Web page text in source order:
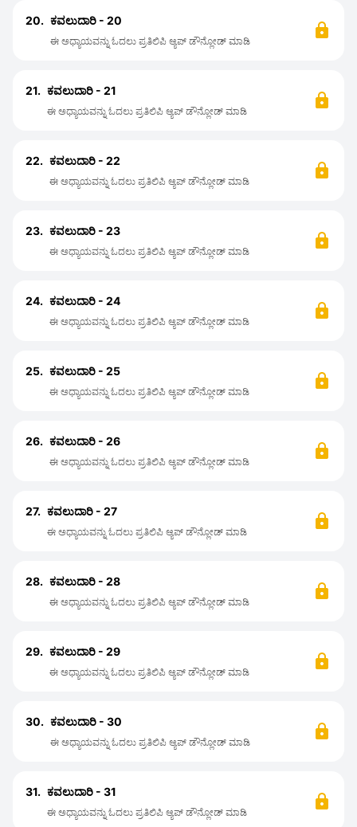
20. ಕವಲುದಾರಿ - 20
ಈ ಅಧ್ಯಾಯವನ್ನು ಓದಲು ಪ್ರತಿಲಿಪಿ ಆ್ಯಪ್ ಡೌನ್ಲೋಡ್ ಮಾಡಿ
21. ಕವಲುದಾರಿ - 21
ಈ ಅಧ್ಯಾಯವನ್ನು ಓದಲು ಪ್ರತಿಲಿಪಿ ಆ್ಯಪ್ ಡೌನ್ಲೋಡ್ ಮಾಡಿ
22. ಕವಲುದಾರಿ - 22
ಈ ಅಧ್ಯಾಯವನ್ನು ಓದಲು ಪ್ರತಿಲಿಪಿ ಆ್ಯಪ್ ಡೌನ್ಲೋಡ್ ಮಾಡಿ
23. ಕವಲುದಾರಿ - 23
ಈ ಅಧ್ಯಾಯವನ್ನು ಓದಲು ಪ್ರತಿಲಿಪಿ ಆ್ಯಪ್ ಡೌನ್ಲೋಡ್ ಮಾಡಿ
24. ಕವಲುದಾರಿ - 24
ಈ ಅಧ್ಯಾಯವನ್ನು ಓದಲು ಪ್ರತಿಲಿಪಿ ಆ್ಯಪ್ ಡೌನ್ಲೋಡ್ ಮಾಡಿ
25. ಕವಲುದಾರಿ - 25
ಈ ಅಧ್ಯಾಯವನ್ನು ಓದಲು ಪ್ರತಿಲಿಪಿ ಆ್ಯಪ್ ಡೌನ್ಲೋಡ್ ಮಾಡಿ
26. ಕವಲುದಾರಿ - 26
ಈ ಅಧ್ಯಾಯವನ್ನು ಓದಲು ಪ್ರತಿಲಿಪಿ ಆ್ಯಪ್ ಡೌನ್ಲೋಡ್ ಮಾಡಿ
27. ಕವಲುದಾರಿ - 27
ಈ ಅಧ್ಯಾಯವನ್ನು ಓದಲು ಪ್ರತಿಲಿಪಿ ಆ್ಯಪ್ ಡೌನ್ಲೋಡ್ ಮಾಡಿ
28. ಕವಲುದಾರಿ - 28
ಈ ಅಧ್ಯಾಯವನ್ನು ಓದಲು ಪ್ರತಿಲಿಪಿ ಆ್ಯಪ್ ಡೌನ್ಲೋಡ್ ಮಾಡಿ
29. ಕವಲುದಾರಿ - 29
ಈ ಅಧ್ಯಾಯವನ್ನು ಓದಲು ಪ್ರತಿಲಿಪಿ ಆ್ಯಪ್ ಡೌನ್ಲೋಡ್ ಮಾಡಿ
30. ಕವಲುದಾರಿ - 30
ಈ ಅಧ್ಯಾಯವನ್ನು ಓದಲು ಪ್ರತಿಲಿಪಿ ಆ್ಯಪ್ ಡೌನ್ಲೋಡ್ ಮಾಡಿ
31. ಕವಲುದಾರಿ - 31
ಈ ಅಧ್ಯಾಯವನ್ನು ಓದಲು ಪ್ರತಿಲಿಪಿ ಆ್ಯಪ್ ಡೌನ್ಲೋಡ್ ಮಾಡಿ